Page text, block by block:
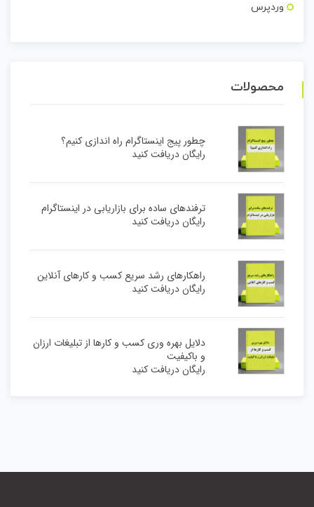
وردپرس
محصولات
چطور پیج اینستاگرام راه اندازی کنیم؟
رایگان دریافت کنید
ترفندهای ساده برای بازاریابی در اینستاگرام
رایگان دریافت کنید
راهکارهای رشد سریع کسب و کارهای آنلاین
رایگان دریافت کنید
دلایل بهره وری کسب و کارها از تبلیغات ارزان
و باکیفیت
رایگان دریافت کنید